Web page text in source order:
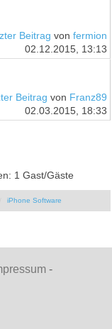
Beitrag von fermion
02.12.2015, 13:13
Beitrag von Franz89
02.03.2015, 18:33
1 Gast/Gäste
iPhone Software
-